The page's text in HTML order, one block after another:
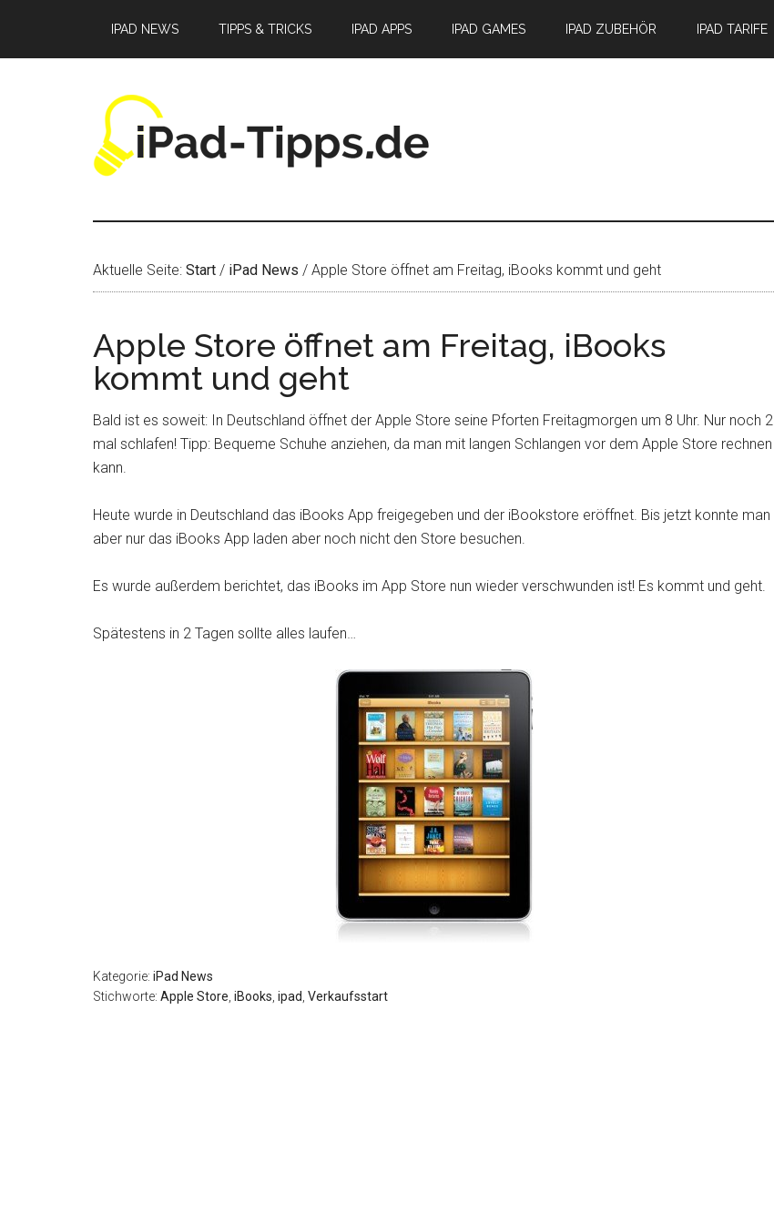
springen
springen
springen
IPAD NEWS TIPPS & TRICKS IPAD APPS IPAD GAMES IPAD ZUBEHÖR IPAD TARIFE
Aktuelle Seite: Start / iPad News / Apple Store öffnet am Freitag, iBooks kommt und geht
Apple Store öffnet am Freitag, iBooks
kommt und geht
Bald ist es soweit: In Deutschland öffnet der Apple Store seine Pforten Freitagmorgen um 8 Uhr. Nur noch 2
mal schlafen! Tipp: Bequeme Schuhe anziehen, da man mit langen Schlangen vor dem Apple Store rechnen
kann.
Heute wurde in Deutschland das iBooks App freigegeben und der iBookstore eröffnet. Bis jetzt konnte man
aber nur das iBooks App laden aber noch nicht den Store besuchen.
Es wurde außerdem berichtet, das iBooks im App Store nun wieder verschwunden ist! Es kommt und geht.
Spätestens in 2 Tagen sollte alles laufen…
Kategorie: iPad News
Stichworte: Apple Store iBooks ipad Verkaufsstart